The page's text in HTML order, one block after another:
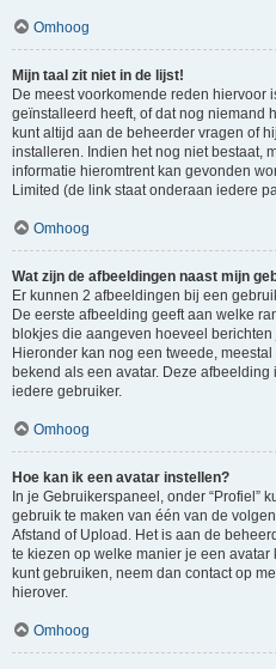
Omhoog
Mijn taal zit niet in de lijst!
De meest voorkomende reden hiervoor
geïnstalleerd heeft, of dat nog niemand
kunt altijd aan de beheerder vragen of
installeren. Indien het nog niet bestaat,
informatie hieromtrent kan gevonden
Limited (de link staat onderaan iedere
Omhoog
Wat zijn de afbeeldingen naast mijn
Er kunnen 2 afbeeldingen bij een
De eerste afbeelding geeft aan welke
blokjes die aangeven hoeveel
Hieronder kan nog een tweede,
bekend als een avatar. Deze
iedere gebruiker.
Omhoog
Hoe kan ik een avatar instellen?
In je Gebruikerspaneel, onder “Profiel”
gebruik te maken van één van de
Afstand of Upload. Het is aan de
te kiezen op welke manier je een
kunt gebruiken, neem dan contact op
hierover.
Omhoog